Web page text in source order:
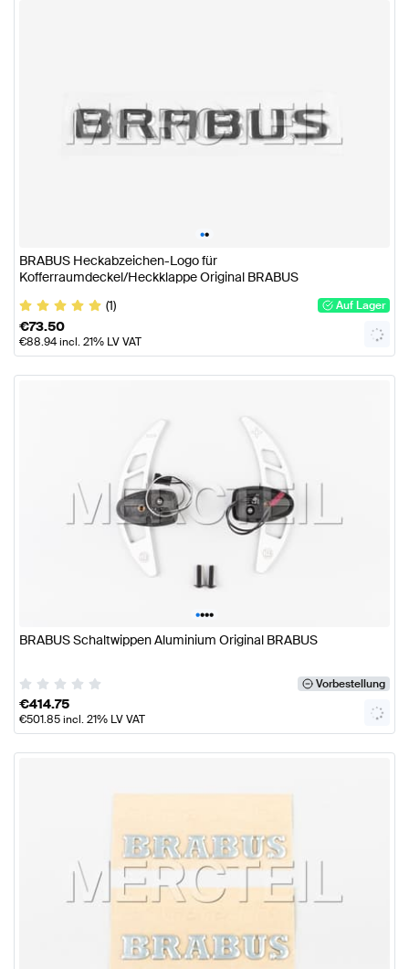
••
BRABUS Heckabzeichen-Logo für
Kofferraumdeckel/Heckklappe Original BRABUS
(1)
Auf Lager
€73.50
€88.94incl. 21% LV VAT
••••
BRABUS Schaltwippen Aluminium Original BRABUS
Vorbestellung
€414.75
€501.85incl. 21% LV VAT